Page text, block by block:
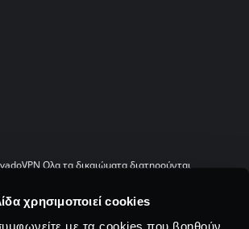
χρησιμοποιεί cookies
Ολα τα δικαιώματα διατηρούνται
λογότυπο "WireGuard®" είναι σήματα κατατεθέντα
του Jason A. Donenfeld.